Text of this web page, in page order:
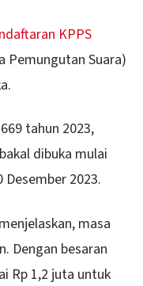
KPPS
Pemungutan Suara)
tahun 2023,
dibuka mulai
2023.
masa
Dengan besaran
Rp 1,2 juta untuk